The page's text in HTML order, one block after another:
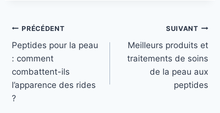
Navigation
de
l’article
PRÉCÉDENT
Peptides pour la peau
: comment
combattent-ils
l’apparence des rides
?
SUIVANT
Meilleurs produits et
traitements de soins
de la peau aux
peptides